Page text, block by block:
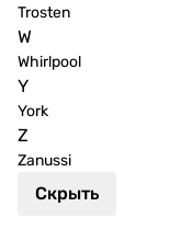
Trosten
W
Whirlpool
Y
York
Z
Zanussi
Скрыть